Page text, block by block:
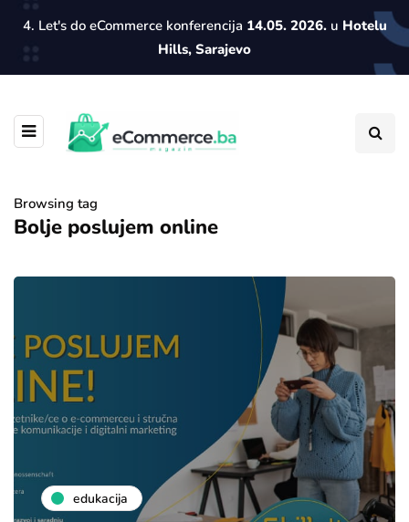
4. Let's do eCommerce konferencija 14.05. 2026.u Hotelu
Hills, Sarajevo
Browsing tag
Bolje poslujem online
edukacija